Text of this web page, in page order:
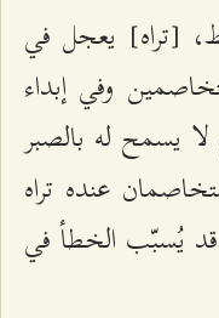
[تراه] يعجل في
وفي إبداء
لا يسمح له بالصبر
عنده تراه
قد يُسبّب الخطأ في